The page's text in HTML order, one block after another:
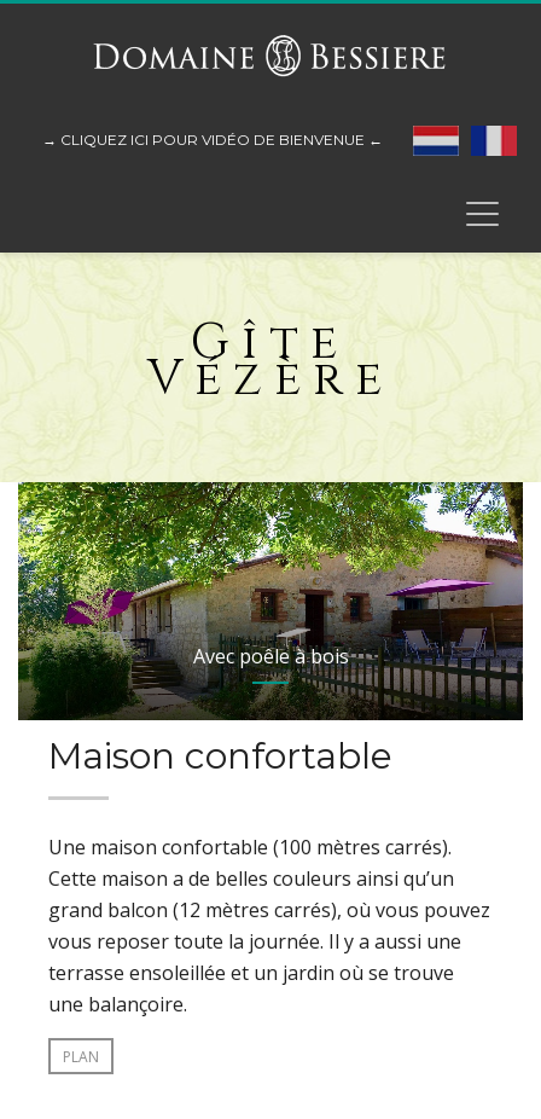
→ CLIQUEZ ICI POUR VIDÉO DE BIENVENUE ←
Gîte
Vézère
Avec poêle à bois
Maison confortable
Une maison confortable (100 mètres carrés).
Cette maison a de belles couleurs ainsi qu’un
grand balcon (12 mètres carrés), où vous pouvez
vous reposer toute la journée. Il y a aussi une
terrasse ensoleillée et un jardin où se trouve
une balançoire.
PLAN